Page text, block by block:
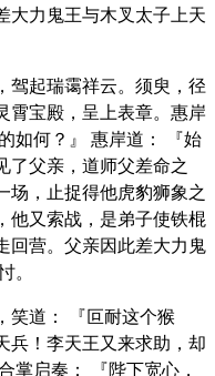
大力鬼王与木叉太子上天
驾起瑞霭祥云。须臾，径
霄宝殿，呈上表章。惠岸
如何？』 惠岸道： 『始
了父亲，道师父差命之
场，止捉得他虎豹狮象之
他又索战，是弟子使铁棍
回营。父亲因此差大力鬼
。
笑道： 『叵耐这个猴
兵！李天王又来求助，却
掌启奏： 『陛下宽心，